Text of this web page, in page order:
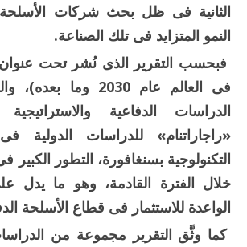
الثانية فى ظل بحث شركات
النمو المتزايد فى تلك الصناعة.
فبحسب التقرير الذى نُشر تحت عنوان:
فى العالم عام 2030 وما
الدراسات الدفاعية والاستراتيجية
«راجاراتنام» للدراسات الدولية فى
التكنولوجية بسنغافورة، التطور الكبير
خلال الفترة القادمة، وهو ما يدل
الواعدة للاستثمار فى قطاع الأسلحة
كما وثَّق التقرير مجموعة من الدراسات